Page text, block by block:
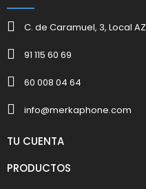
C. de Caramuel, 3, Local
91 115 60 69
60 008 04 64
info@merkaphone.com
TU CUENTA
PRODUCTOS